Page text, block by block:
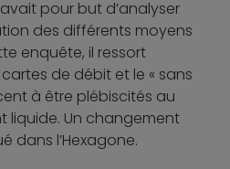
pour but d’analyser
des différents moyens
enquête, il ressort
de débit et le « sans
à être plébiscités au
liquide. Un changement
dans l’Hexagone.